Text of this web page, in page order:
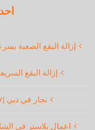
إزالة البقع الصعبة
إزالة البقع
نجار في دبي |٠٥٠٨٦٩٠٥٦٧| نجار رخيص
اعمال بلاستر في الشارقة |٠٥٠٨٦٩٠٥٦٧|